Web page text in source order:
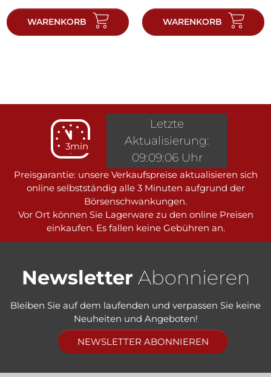
WARENKORB WARENKORB
3min
Preisgarantie: unsere Verkaufspreise aktualisieren sich
online selbstständig alle 3 Minuten aufgrund der
Börsenschwankungen.
Vor Ort können Sie Lagerware zu den online Preisen
einkaufen. Es fallen keine Gebühren an.
Letzte
Aktualisierung:
09:09:06 Uhr
Newsletter Abonnieren
Bleiben Sie auf dem laufenden und verpassen Sie keine
Neuheiten und Angeboten!
NEWSLETTER ABONNIEREN